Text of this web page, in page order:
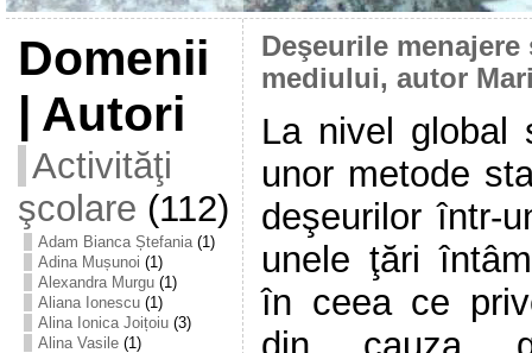
Domenii
| Autori
Activităţi
şcolare (112)
Adam Bianca Ștefania(1)
Adina Mușunoi (1)
Alexandra Murgu(1)
Aliana Ionescu(1)
Alina Ionica Joițoiu(3)
Alina Vasile(1)
Deşeurile
mediului, autor
La nivel global
unor metode
deşeurilor într-
unele ţări
în ceea ce